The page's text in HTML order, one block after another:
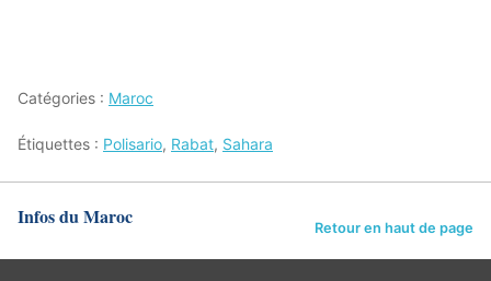
Catégories : Maroc
Étiquettes : Polisario, Rabat, Sahara
Infos du Maroc Retour en haut de page